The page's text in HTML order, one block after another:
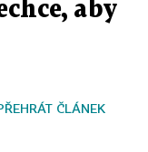
aby
ČLÁNEK